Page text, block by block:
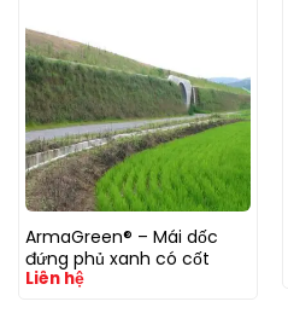
ArmaGreen® – Mái dốc
đứng phủ xanh có cốt
Liên hệ